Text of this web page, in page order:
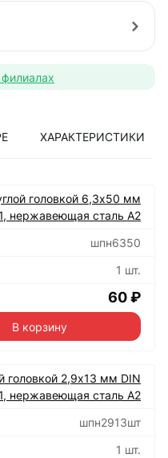
ХАРАКТЕРИСТИКИ
головкой 6,3х50 мм
нержавеющая сталь А2
шпн6350
1 шт.
60 ₽
В корзину
головкой 2,9х13 мм DIN
нержавеющая сталь А2
шпн2913шт
1 шт.